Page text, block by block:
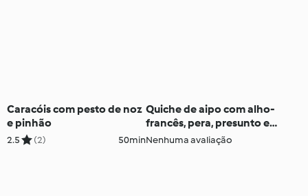
Caracóis com pesto de noz
e pinhão
2.5 (2) 50min
Quiche de aipo com alho-
francês, pera, presunto e
feta
Nenhuma avaliação